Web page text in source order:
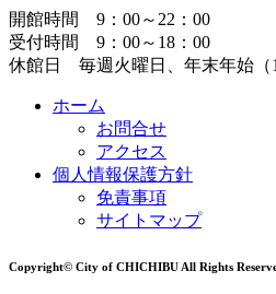
開館時間 9：00～22：00
受付時間 9：00～18：00
休館日 毎週火曜日、年末年始（
ホーム
お問合せ
アクセス
個人情報保護方針
免責事項
サイトマップ
Copyright© City of CHICHIBU All Rights